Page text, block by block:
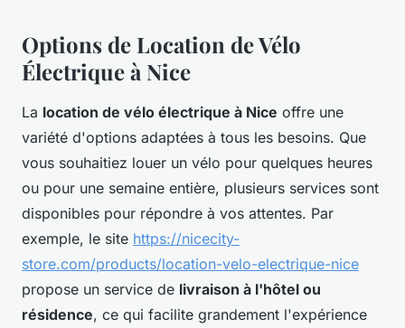
Options de Location de Vélo
Électrique à Nice
La location de vélo électrique à Nice offre une
variété d'options adaptées à tous les besoins. Que
vous souhaitiez louer un vélo pour quelques heures
ou pour une semaine entière, plusieurs services sont
disponibles pour répondre à vos attentes. Par
exemple, le site https://nicecity-
store.com/products/location-velo-electrique-nice
propose un service de livraison à l'hôtel ou
résidence, ce qui facilite grandement l'expérience